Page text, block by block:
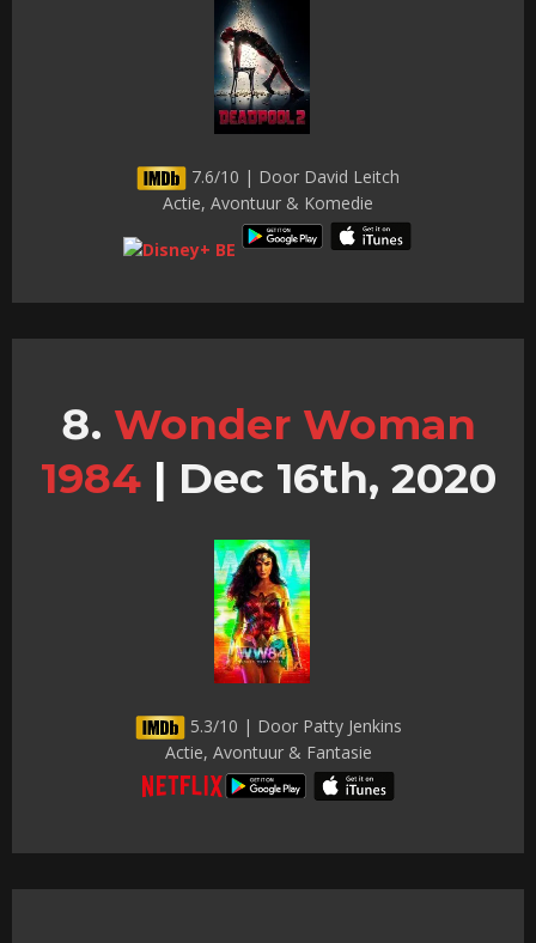
7.6/10 | Door David Leitch
Actie, Avontuur & Komedie
Wonder Woman
1984 | Dec 16th, 2020
5.3/10 | Door Patty Jenkins
Actie, Avontuur & Fantasie